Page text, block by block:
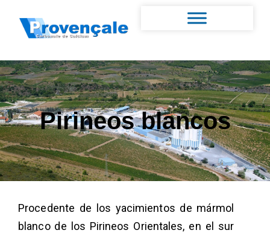
Pirineos blancos
Procedente de los yacimientos de mármol
blanco de los Pirineos Orientales, en el sur